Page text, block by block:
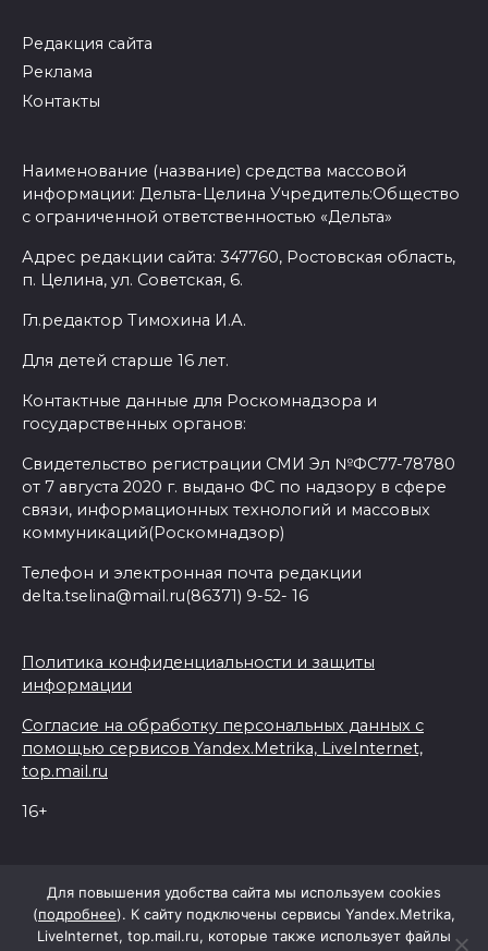
Редакция сайта
Реклама
Контакты
Наименование (название) средства массовой
информации: Дельта-Целина Учредитель:Общество
с ограниченной ответственностью «Дельта»
Адрес редакции сайта: 347760, Ростовская область,
п. Целина, ул. Советская, 6.
Гл.редактор Тимохина И.А.
Для детей старше 16 лет.
Контактные данные для Роскомнадзора и
государственных органов:
Свидетельство регистрации СМИ Эл №ФС77-78780
от 7 августа 2020 г. выдано ФС по надзору в сфере
связи, информационных технологий и массовых
коммуникаций(Роскомнадзор)
Телефон и электронная почта редакции
delta.tselina@mail.ru(86371) 9-52- 16
Политика конфиденциальности и защиты
информации
Согласие на обработку персональных данных с
помощью сервисов Yandex.Metrika, LiveInternet,
top.mail.ru
16+
Для повышения удобства сайта мы используем cookies
(подробнее). К сайту подключены сервисы Yandex.Metrika,
LiveInternet, top.mail.ru, которые также использует файлы